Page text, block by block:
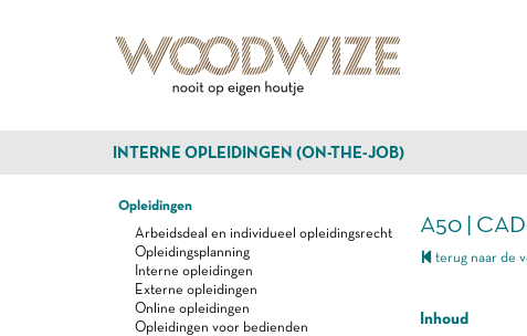
INTERNE OPLEIDINGEN (ON-THE-JOB)
Opleidingen
Arbeidsdeal en individueel opleidingsrecht
Opleidingsplanning
Interne opleidingen
Externe opleidingen
Online opleidingen
Opleidingen voor bedienden
A50 |
terug naar de
Inhoud